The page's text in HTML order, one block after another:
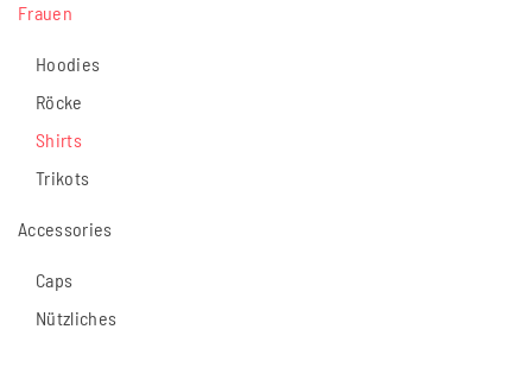
Frauen
Hoodies
Röcke
Shirts
Trikots
Accessories
Caps
Nützliches